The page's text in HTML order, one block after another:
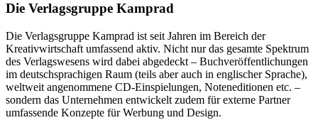
Die Verlagsgruppe Kamprad
Die Verlagsgruppe Kamprad ist seit Jahren im Bereich der
Kreativwirtschaft umfassend aktiv. Nicht nur das gesamte Spektrum
des Verlagswesens wird dabei abgedeckt – Buchveröffentlichungen
im deutschsprachigen Raum (teils aber auch in englischer Sprache),
weltweit angenommene CD-Einspielungen, Noteneditionen etc. –
sondern das Unternehmen entwickelt zudem für externe Partner
umfassende Konzepte für Werbung und Design.